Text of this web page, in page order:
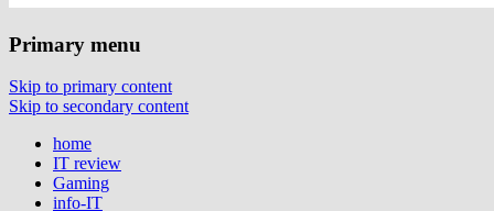
Primary menu
Skip to primary content
Skip to secondary content
home
IT review
Gaming
info-IT